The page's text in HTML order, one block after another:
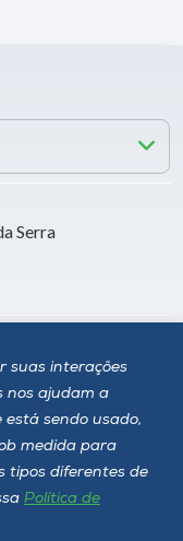
suas interações
nos ajudam a
está sendo usado,
medida para
tipos diferentes de
Política de
Serra